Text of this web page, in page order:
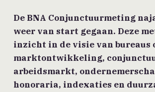
De BNA Conjunctuurmeting
weer van start gegaan. Deze
inzicht in de visie van bureaus
marktontwikkeling,
arbeidsmarkt,
honoraria, indexaties en